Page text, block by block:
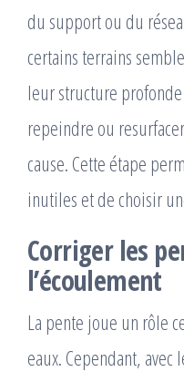
du support ou du
certains terrains
leur structure profonde
repeindre ou
cause. Cette étape
inutiles et de choisir
Corriger les
l’écoulement
La pente joue un rôle
eaux. Cependant,